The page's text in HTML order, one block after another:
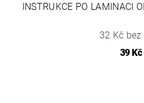
INSTRUKCE PO LAMINACI
32 Kč bez
39 Kč